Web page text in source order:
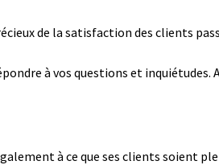
de la satisfaction des clients
à vos questions et
à ce que ses clients soient